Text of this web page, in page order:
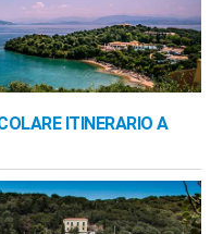
ITINERARIO A